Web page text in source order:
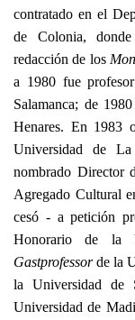
contratado en el
de Colonia,
redacción de los
a 1980 fue
Salamanca; de
Henares. En 1983
Universidad de La
nombrado Director
Agregado Cultural
cesó - a petición
Honorario de la
Gastprofessorde la
la Universidad de
Universidad de